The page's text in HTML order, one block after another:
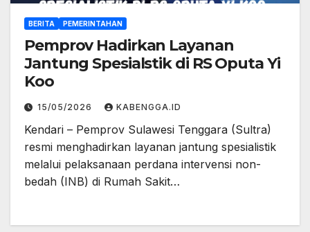
BERITA PEMERINTAHAN
Pemprov Hadirkan Layanan
Jantung Spesialstik di RS Oputa Yi
Koo
15/05/2026 KABENGGA.ID
Kendari – Pemprov Sulawesi Tenggara (Sultra)
resmi menghadirkan layanan jantung spesialistik
melalui pelaksanaan perdana intervensi non-
bedah (INB) di Rumah Sakit…